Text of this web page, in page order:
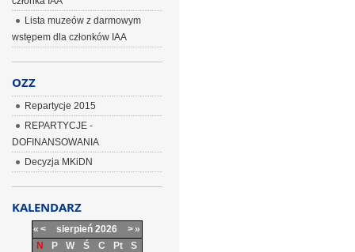
Lista muzeów z darmowym
wstępem dla członków IAA
OZZ
Repartycje 2015
REPARTYCJE -
DOFINANSOWANIA
Decyzja MKiDN
KALENDARZ
« < sierpień 2026 >»
N
P W Ś C Pt
S